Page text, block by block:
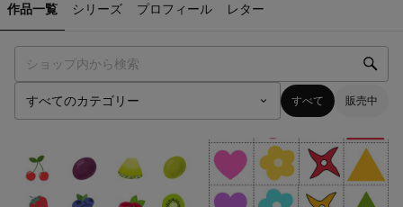
作品一覧 シリーズ プロフィール レター
すべて 販売中